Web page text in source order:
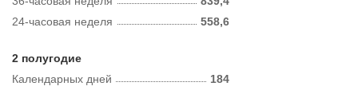
24-часовая неделя
558,6
2 полугодие
Календарных дней
184